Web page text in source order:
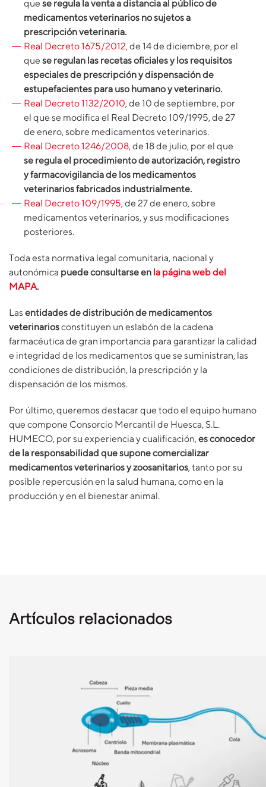
que se regula la venta a distancia al público de
medicamentos veterinarios no sujetos a
prescripción veterinaria.
Real Decreto 1675/2012, de 14 de diciembre, por el
que se regulan las recetas oficiales y los requisitos
especiales de prescripción y dispensación de
estupefacientes para uso humano y veterinario.
Real Decreto 1132/2010, de 10 de septiembre, por
el que se modifica el Real Decreto 109/1995, de 27
de enero, sobre medicamentos veterinarios.
Real Decreto 1246/2008, de 18 de julio, por el que
se regula el procedimiento de autorización, registro
y farmacovigilancia de los medicamentos
veterinarios fabricados industrialmente.
Real Decreto 109/1995, de 27 de enero, sobre
medicamentos veterinarios, y sus modificaciones
posteriores.
Toda esta normativa legal comunitaria, nacional y
autonómica puede consultarse en la página web del
MAPA.
Las entidades de distribución de medicamentos
veterinariosconstituyen un eslabón de la cadena
farmacéutica de gran importancia para garantizar la calidad
e integridad de los medicamentos que se suministran, las
condiciones de distribución, la prescripción y la
dispensación de los mismos.
Por último, queremos destacar que todo el equipo humano
que compone Consorcio Mercantil de Huesca, S.L.
HUMECO, por su experiencia y cualificación,es conocedor
de la responsabilidad que supone comercializar
medicamentos veterinarios y zoosanitarios, tanto por su
posible repercusión en la salud humana, como en la
producción y en el bienestar animal.
Artículos relacionados